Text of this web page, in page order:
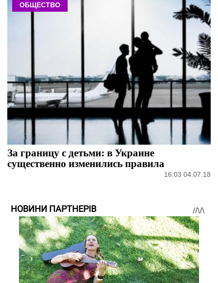
ОБЩЕСТВО
За границу с детьми: в Украине
существенно изменились правила
16:03 04.07.18
НОВИНИ ПАРТНЕРІВ